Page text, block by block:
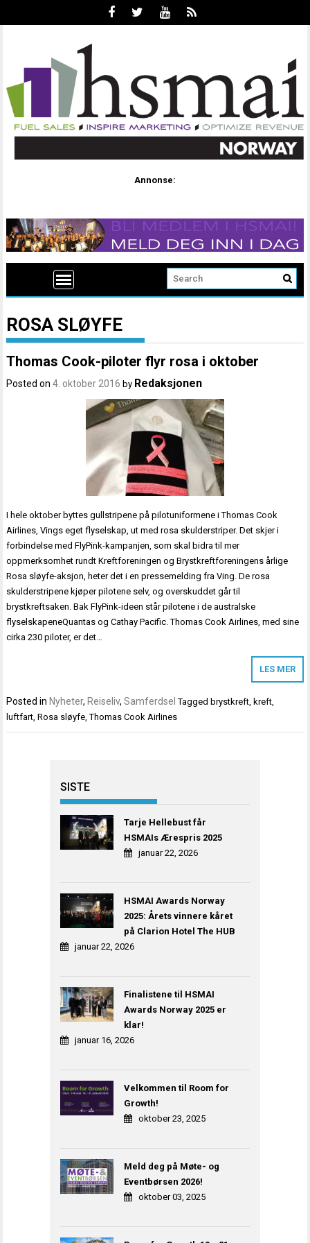
Annonse:
ROSA SLØYFE
Thomas Cook-piloter flyr rosa i oktober
Posted on4. oktober 2016 by Redaksjonen
I hele oktober byttes gullstripene på pilotuniformene i Thomas Cook
Airlines, Vings eget flyselskap, ut med rosa skulderstriper. Det skjer i
forbindelse med FlyPink-kampanjen, som skal bidra til mer
oppmerksomhet rundt Kreftforeningen og Brystkreftforeningens årlige
Rosa sløyfe-aksjon, heter det i en pressemelding fra Ving. De rosa
skulderstripene kjøper pilotene selv, og overskuddet går til
brystkreftsaken. Bak FlyPink-ideen står pilotene i de australske
flyselskapeneQuantas og Cathay Pacific. Thomas Cook Airlines, med sine
cirka 230 piloter, er det…
LES MER
Posted in Nyheter, Reiseliv,Samferdsel Tagged brystkreft, kreft,
luftfart,Rosa sløyfe,Thomas Cook Airlines
SISTE
Tarje Hellebust får
HSMAIs Ærespris 2025
januar 22, 2026
HSMAI Awards Norway
2025: Årets vinnere kåret
på Clarion Hotel The HUB
januar 22, 2026
Finalistene til HSMAI
Awards Norway 2025 er
klar!
januar 16, 2026
Velkommen til Room for
Growth!
oktober 23, 2025
Meld deg på Møte- og
Eventbørsen 2026!
oktober 03, 2025